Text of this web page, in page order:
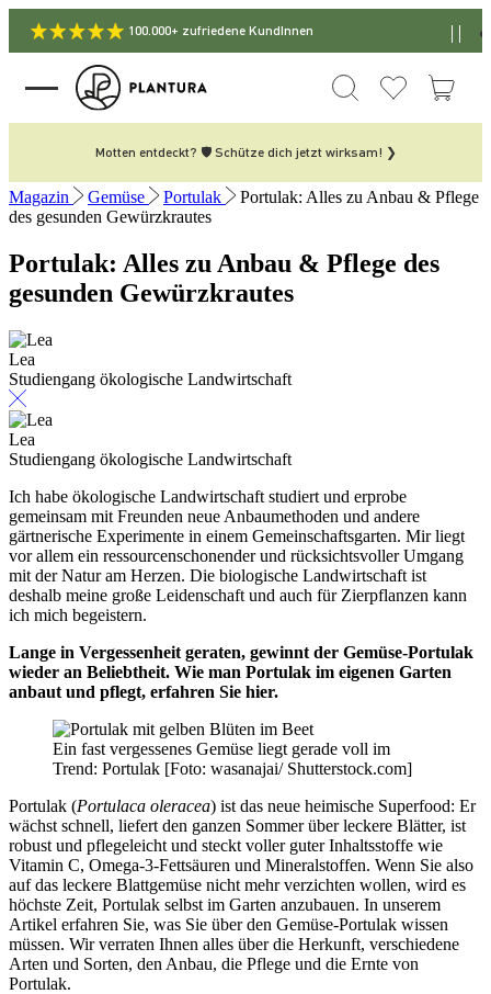
100.000+ zufriedene KundInnen
Motten entdeckt? 🛡️ Schütze dich jetzt wirksam! ❯
Magazin Gemüse Portulak
Portulak: Alles zu Anbau & Pflege
des gesunden Gewürzkrautes
Portulak: Alles zu Anbau & Pflege des
gesunden Gewürzkrautes
Lea
Studiengang ökologische Landwirtschaft
Lea
Studiengang ökologische Landwirtschaft
Ich habe ökologische Landwirtschaft studiert und erprobe
gemeinsam mit Freunden neue Anbaumethoden und andere
gärtnerische Experimente in einem Gemeinschaftsgarten. Mir liegt
vor allem ein ressourcenschonender und rücksichtsvoller Umgang
mit der Natur am Herzen. Die biologische Landwirtschaft ist
deshalb meine große Leidenschaft und auch für Zierpflanzen kann
ich mich begeistern.
Lange in Vergessenheit geraten, gewinnt der Gemüse-Portulak
wieder an Beliebtheit. Wie man Portulak im eigenen Garten
anbaut und pflegt, erfahren Sie hier.
Ein fast vergessenes Gemüse liegt gerade voll im
Trend: Portulak [Foto: wasanajai/ Shutterstock.com]
Portulak (Portulaca oleracea) ist das neue heimische Superfood: Er
wächst schnell, liefert den ganzen Sommer über leckere Blätter, ist
robust und pflegeleicht und steckt voller guter Inhaltsstoffe wie
Vitamin C, Omega-3-Fettsäuren und Mineralstoffen. Wenn Sie also
auf das leckere Blattgemüse nicht mehr verzichten wollen, wird es
höchste Zeit, Portulak selbst im Garten anzubauen. In unserem
Artikel erfahren Sie, was Sie über den Gemüse-Portulak wissen
müssen. Wir verraten Ihnen alles über die Herkunft, verschiedene
Arten und Sorten, den Anbau, die Pflege und die Ernte von
Portulak.